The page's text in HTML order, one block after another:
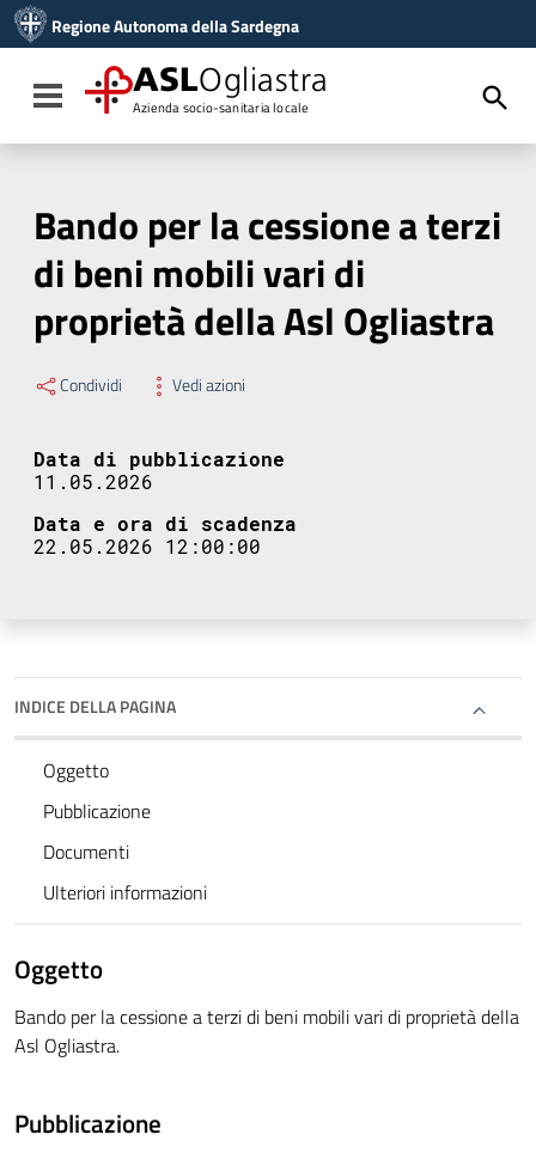
Vai al menu di navigazione
Vai al footer
Regione Autonoma della Sardegna
Toggle navigation
ASLOgliastra
Azienda socio-sanitaria locale
Bando per la cessione a terzi
di beni mobili vari di
proprietà della Asl Ogliastra
Condividi Vedi azioni
Data di pubblicazione
11.05.2026
Data e ora di scadenza
22.05.2026 12:00:00
INDICE DELLA PAGINA
Oggetto
Pubblicazione
Documenti
Ulteriori informazioni
Oggetto
Bando per la cessione a terzi di beni mobili vari di proprietà della
Asl Ogliastra.
Pubblicazione